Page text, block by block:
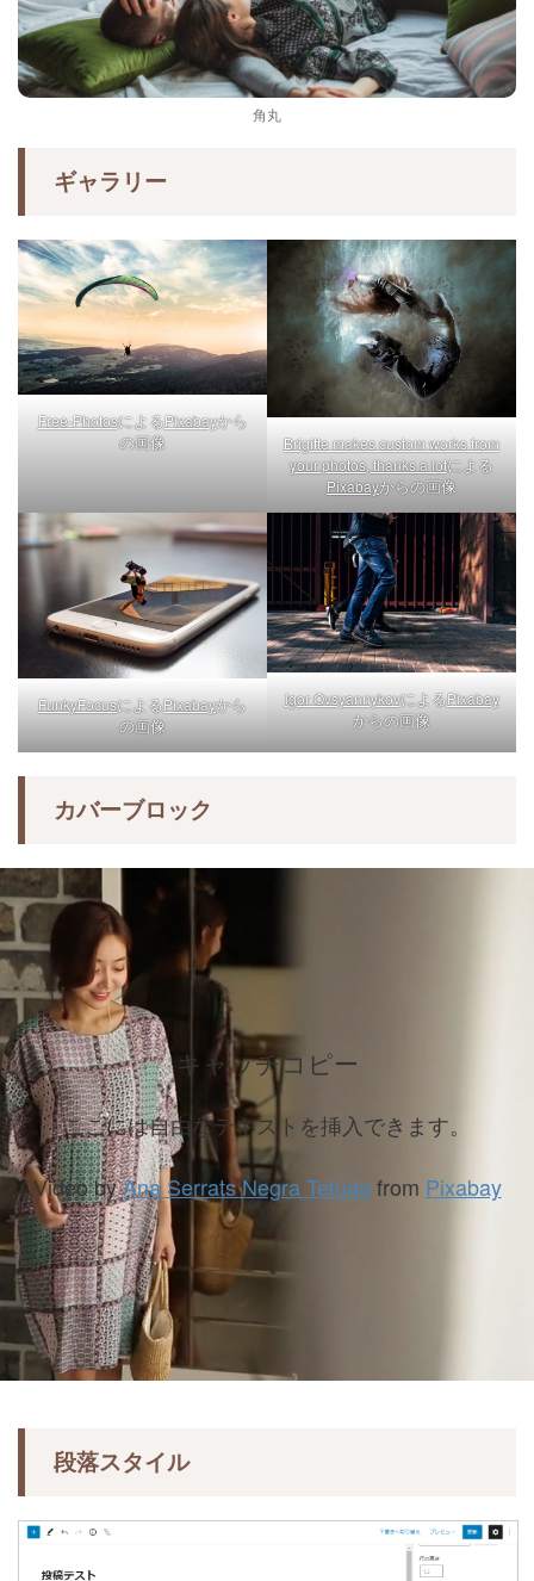
角丸
ギャラリー
Free-PhotosによるPixabayから
の画像
Brigitte makes custom works from
your photos, thanks a lotによる
Pixabayからの画像
FunkyFocusによるPixabayから
の画像
Igor OvsyannykovによるPixabay
からの画像
カバーブロック
キャッチコピー
ここには自由なテキストを挿入できます。
Video byAna Serrats Negra Tetuda from Pixabay
段落スタイル